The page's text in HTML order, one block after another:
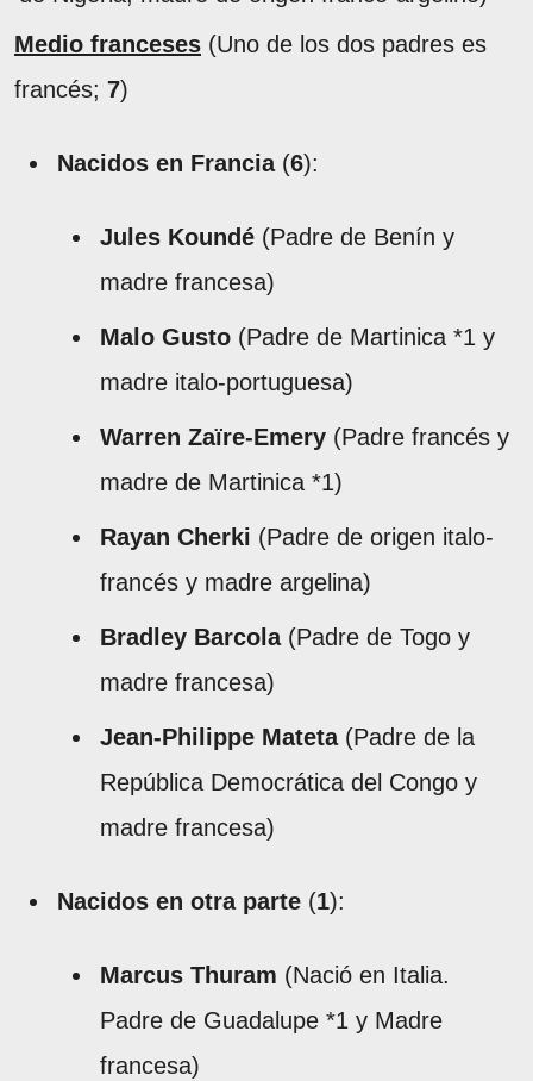
Medio franceses (Uno de los dos padres es
francés; 7)
Nacidos en Francia(6):
Jules Koundé (Padre de Benín y
madre francesa)
Malo Gusto (Padre de Martinica *1 y
madre italo-portuguesa)
Warren Zaïre-Emery (Padre francés y
madre de Martinica *1)
Rayan Cherki (Padre de origen italo-
francés y madre argelina)
Bradley Barcola(Padre de Togo y
madre francesa)
Jean-Philippe Mateta(Padre de la
República Democrática del Congo y
madre francesa)
Nacidos en otra parte (1):
Marcus Thuram (Nació en Italia.
Padre de Guadalupe *1 y Madre
francesa)